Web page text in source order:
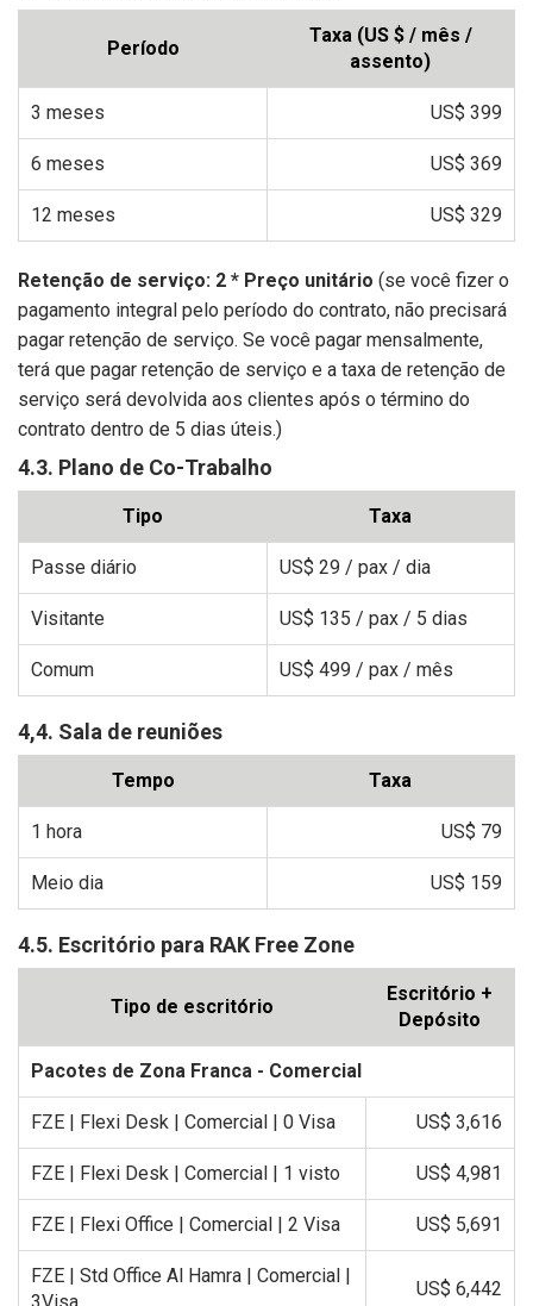
Período
Taxa (US $ / mês /
assento)
3 meses US$ 399
6 meses US$ 369
12 meses US$ 329
Retenção de serviço: 2 * Preço unitário (se você fizer o
pagamento integral pelo período do contrato, não precisará
pagar retenção de serviço. Se você pagar mensalmente,
terá que pagar retenção de serviço e a taxa de retenção de
serviço será devolvida aos clientes após o término do
contrato dentro de 5 dias úteis.)
4.3. Plano de Co-Trabalho
Tipo Taxa
Passe diário US$ 29 / pax / dia
Visitante US$ 135 / pax / 5 dias
Comum US$ 499 / pax / mês
4,4. Sala de reuniões
Tempo Taxa
1 hora US$ 79
Meio dia US$ 159
4.5. Escritório para RAK Free Zone
Tipo de escritório
Escritório +
Depósito
Pacotes de Zona Franca - Comercial
FZE | Flexi Desk | Comercial | 0 Visa US$ 3,616
FZE | Flexi Desk | Comercial | 1 visto US$ 4,981
FZE | Flexi Office | Comercial | 2 Visa US$ 5,691
FZE | Std Office Al Hamra | Comercial |
US$ 6,442